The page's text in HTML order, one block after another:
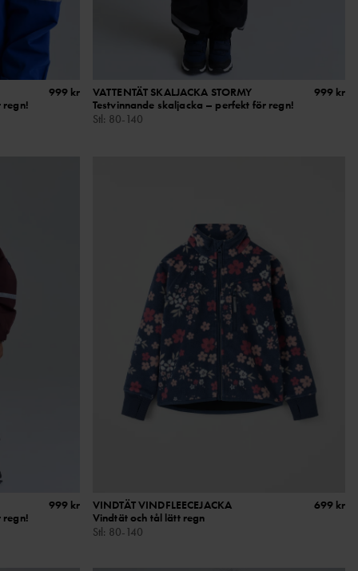
regn!
999 kr
VATTENTÄT SKALJACKA STORMY
Testvinnande skaljacka – perfekt för regn!
Stl: 80-140
999 kr
regn!
999 kr
VINDTÄT VINDFLEECEJACKA
Vindtät och tål lätt regn
Stl: 80-140
699 kr